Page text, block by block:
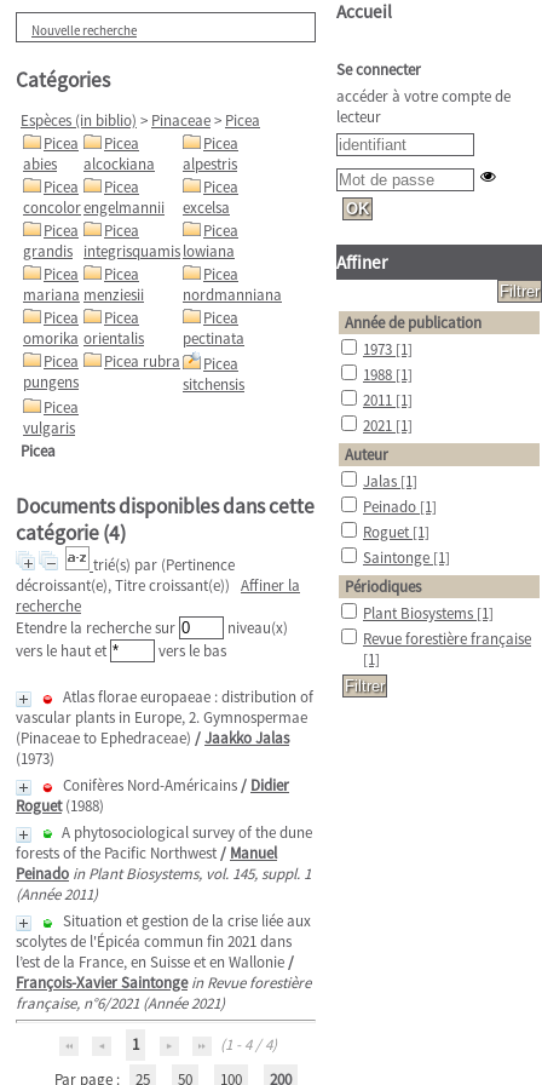
Nouvelle recherche
Catégories
Espèces (in biblio) > Pinaceae> Picea
Picea
abies
Picea
alcockiana
Picea
alpestris
Picea
concolor
Picea
engelmannii
Picea
excelsa
Picea
grandis
Picea
integrisquamis
Picea
lowiana
Picea
mariana
Picea
menziesii
Picea
nordmanniana
Picea
omorika
Picea
orientalis
Picea
pectinata
Picea
pungens
Picea rubra
Picea
sitchensis
Picea
vulgaris
Picea
Documents disponibles dans cette
catégorie (4)
trié(s) par (Pertinence
décroissant(e), Titre croissant(e)) Affiner la
recherche
Etendre la recherche sur
niveau(x)
vers le haut et
vers le bas
Atlas florae europaeae : distribution of
vascular plants in Europe, 2. Gymnospermae
(Pinaceae to Ephedraceae) /Jaakko Jalas
(1973)
Conifères Nord-Américains/ Didier
Roguet(1988)
A phytosociological survey of the dune
forests of the Pacific Northwest/ Manuel
Peinado in Plant Biosystems, vol. 145, suppl. 1
(Année 2011)
Situation et gestion de la crise liée aux
scolytes de l'Épicéa commun fin 2021 dans
l’est de la France, en Suisse et en Wallonie/
François-Xavier Saintonge in Revue forestière
française, n°6/2021 (Année 2021)
1
(1 - 4 / 4)
Par page :
25 50 100 200
Accueil
Se connecter
accéder à votre compte de
lecteur
Affiner
Année de publication
1973 [1]
1988 [1]
2011 [1]
2021 [1]
Auteur
Jalas [1]
Peinado [1]
Roguet [1]
Saintonge [1]
Périodiques
Plant Biosystems [1]
Revue forestière française
[1]